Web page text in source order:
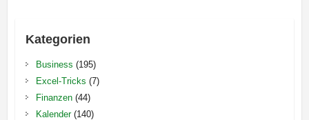
Kategorien
Business (195)
Excel-Tricks (7)
Finanzen(44)
Kalender(140)